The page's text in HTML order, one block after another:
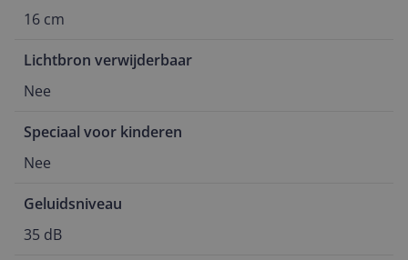
16 cm
Lichtbron verwijderbaar
Nee
Speciaal voor kinderen
Nee
Geluidsniveau
35 dB